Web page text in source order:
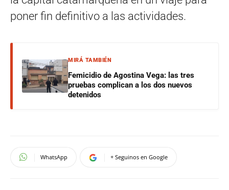
poner fin definitivo a las actividades.
MIRÁ TAMBIÉN
Femicidio de Agostina Vega: las tres
pruebas complican a los dos nuevos
detenidos
WhatsApp + Seguinos en Google